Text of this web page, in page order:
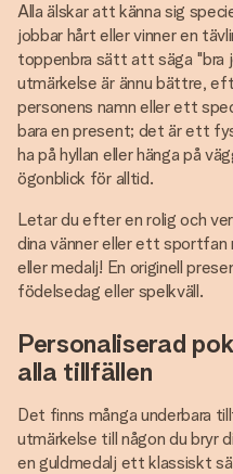
Alla älskar att känna sig
jobbar hårt eller vinner en
toppenbra sätt att säga "bra
utmärkelse är ännu bättre,
personens namn eller ett
bara en present; det är ett
ha på hyllan eller hänga på
ögonblick för alltid.
Letar du efter en rolig och
dina vänner eller ett sportfan
eller medalj! En originell
födelsedag eller spelkväll.
Personaliserad
alla tillfällen
Det finns många underbara
utmärkelse till någon du bryr
en guldmedalj ett klassiskt